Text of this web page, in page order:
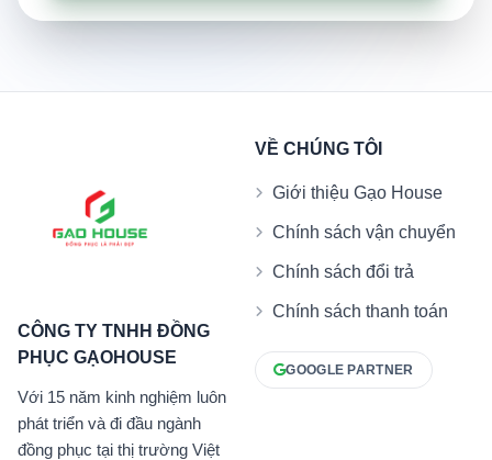
CÔNG TY TNHH ĐỒNG
PHỤC GẠOHOUSE
Với 15 năm kinh nghiệm luôn
phát triển và đi đầu ngành
đồng phục tại thị trường Việt
VỀ CHÚNG TÔI
Giới thiệu Gạo House
Chính sách vận chuyển
Chính sách đổi trả
Chính sách thanh toán
GOOGLE PARTNER